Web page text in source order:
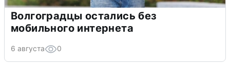
Волгоградцы остались без
мобильного интернета
6 августа 0